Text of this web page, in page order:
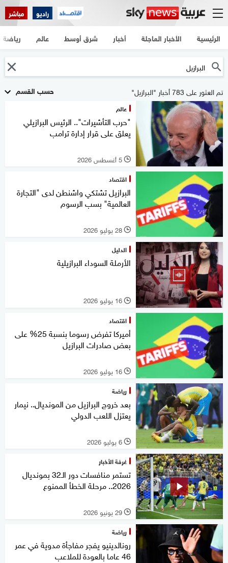
راديو مباشر
الرئيسية الأخبار العاجلة أخبار شرق أوسط عالم رياضة
حسب القسم تم العثور على 783 أخبار "البرازيل"
عالم
"حرب التأشيرات".. الرئيس البرازيلي
يعلق على قرار إدارة ترامب
l 5 أغسطس 2026
اقتصاد
البرازيل تشتكي واشنطن لدى "التجارة
العالمية" بسب الرسوم
l 28 يوليو 2026
الدليل
الأرملة السوداء البرازيلية
l 16 يوليو 2026
اقتصاد
أميركا تفرض رسوما بنسبة 25% على
بعض صادرات البرازيل
l 16 يوليو 2026
رياضة
بعد خروج البرازيل من المونديال.. نيمار
يعتزل اللعب الدولي
l 6 يوليو 2026
غرفة الأخبار
تستمر منافسات دور الـ32 بمونديال
2026.. مرحلة الخطأ الممنوع
l 29 يونيو 2026
رياضة
رونالدينيو يفجر مفاجأة مدوية في عمر
46 عاما بالعودة للملاعب